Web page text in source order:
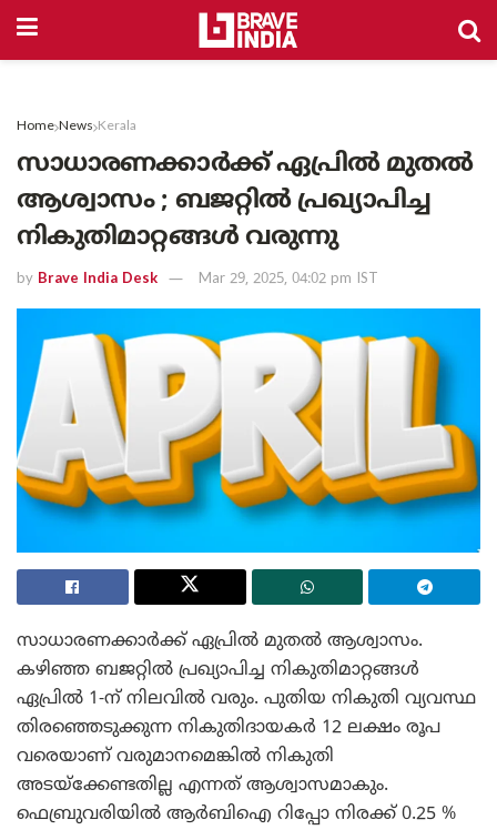
Home News Kerala
സാധാരണക്കാർക്ക് ഏപ്രിൽ മുതൽ
ആശ്വാസം ; ബജറ്റിൽ പ്രഖ്യാപിച്ച
നികുതിമാറ്റങ്ങൾ വരുന്നു
by Brave India Desk Mar 29, 2025, 04:02 pm IST
സാധാരണക്കാർക്ക് ഏപ്രിൽ മുതൽ ആശ്വാസം.
കഴിഞ്ഞ ബജറ്റിൽ പ്രഖ്യാപിച്ച നികുതിമാറ്റങ്ങൾ
ഏപ്രിൽ 1-ന് നിലവിൽ വരും. പുതിയ നികുതി വ്യവസ്ഥ
തിരഞ്ഞെടുക്കുന്ന നികുതിദായകർ 12 ലക്ഷം രൂപ
വരെയാണ് വരുമാനമെങ്കിൽ നികുതി
അടയ്‌ക്കേണ്ടതില്ല എന്നത് ആശ്വാസമാകും.
ഫെബ്രുവരിയിൽ ആർബിഐ റിപ്പോ നിരക്ക് 0.25 %